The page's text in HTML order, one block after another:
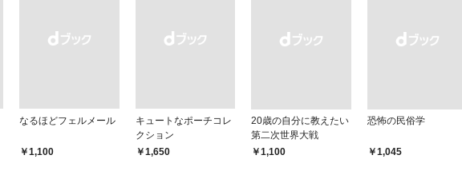
なるほどフェルメール
￥1,100
キュートなポーチコレ
クション
￥1,650
20歳の自分に教えたい
第二次世界大戦
￥1,100
恐怖の民俗学
￥1,045